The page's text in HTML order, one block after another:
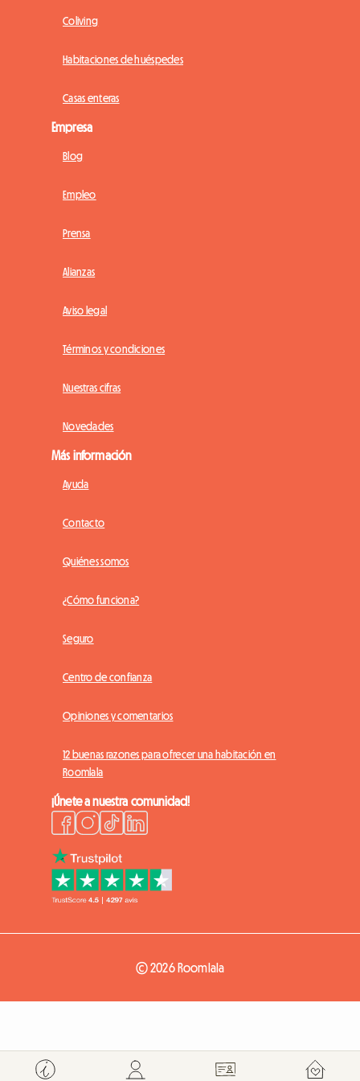
Coliving
Habitaciones de huéspedes
Casas enteras
Empresa
Blog
Empleo
Prensa
Alianzas
Aviso legal
Términos y condiciones
Nuestras cifras
Novedades
Más información
Ayuda
Contacto
Quiénes somos
¿Cómo funciona?
Seguro
Centro de confianza
Opiniones y comentarios
12 buenas razones para ofrecer una habitación en
Roomlala
¡Únete a nuestra comunidad!
© 2026 Roomlala